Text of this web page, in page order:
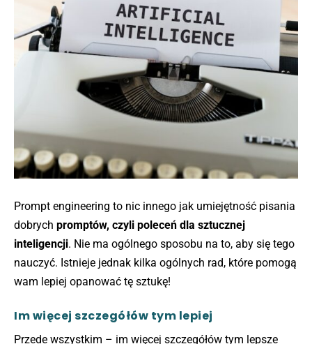
Prompt engineering to nic innego jak umiejętność pisania
dobrych promptów, czyli poleceń dla sztucznej
inteligencji. Nie ma ogólnego sposobu na to, aby się tego
nauczyć. Istnieje jednak kilka ogólnych rad, które pomogą
wam lepiej opanować tę sztukę!
Im więcej szczegółów tym lepiej
Przede wszystkim – im więcej szczegółów tym lepsze